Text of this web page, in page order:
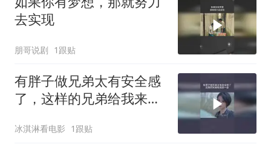
去实现
朋哥说剧 1跟贴
有胖子做兄弟太有安全感
了，这样的兄弟给我来一
冰淇淋看电影 1跟贴